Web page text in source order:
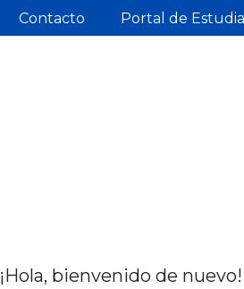
Contacto Portal de
¡Hola, bienvenido de nuevo!